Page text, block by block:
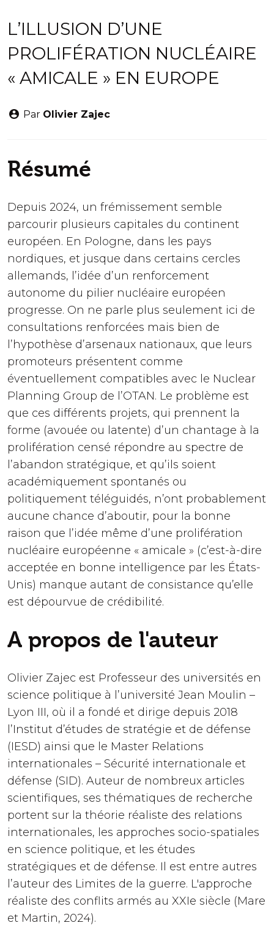
L’ILLUSION D’UNE
PROLIFÉRATION NUCLÉAIRE
« AMICALE » EN EUROPE
Par Olivier Zajec
Résumé
Depuis 2024, un frémissement semble
parcourir plusieurs capitales du continent
européen. En Pologne, dans les pays
nordiques, et jusque dans certains cercles
allemands, l’idée d’un renforcement
autonome du pilier nucléaire européen
progresse. On ne parle plus seulement ici de
consultations renforcées mais bien de
l’hypothèse d’arsenaux nationaux, que leurs
promoteurs présentent comme
éventuellement compatibles avec le Nuclear
Planning Group de l’OTAN. Le problème est
que ces différents projets, qui prennent la
forme (avouée ou latente) d’un chantage à la
prolifération censé répondre au spectre de
l’abandon stratégique, et qu’ils soient
académiquement spontanés ou
politiquement téléguidés, n’ont probablement
aucune chance d’aboutir, pour la bonne
raison que l’idée même d’une prolifération
nucléaire européenne « amicale » (c’est-à-dire
acceptée en bonne intelligence par les États-
Unis) manque autant de consistance qu’elle
est dépourvue de crédibilité.
A propos de l'auteur
Olivier Zajec est Professeur des universités en
science politique à l’université Jean Moulin –
Lyon III, où il a fondé et dirige depuis 2018
l’Institut d’études de stratégie et de défense
(IESD) ainsi que le Master Relations
internationales – Sécurité internationale et
défense (SID). Auteur de nombreux articles
scientifiques, ses thématiques de recherche
portent sur la théorie réaliste des relations
internationales, les approches socio-spatiales
en science politique, et les études
stratégiques et de défense. Il est entre autres
l’auteur des Limites de la guerre. L'approche
réaliste des conflits armés au XXIe siècle (Mare
et Martin, 2024).